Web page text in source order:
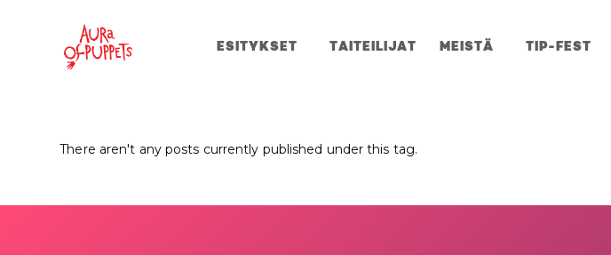
ESITYKSET TAITEILIJAT MEISTÄ TIP-FEST
There aren't any posts currently published under this tag.